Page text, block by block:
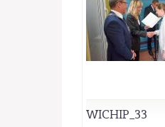
WICHIP_33